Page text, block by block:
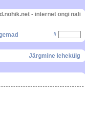
- internet ongi nali
#
Järgmine lehekülg